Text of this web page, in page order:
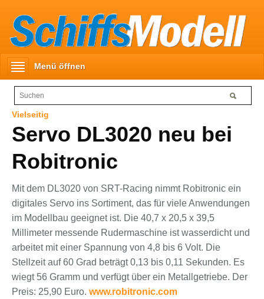
Menü öffnen
Vielseitig
Servo DL3020 neu bei
Robitronic
Mit dem DL3020 von SRT-Racing nimmt Robitronic ein
digitales Servo ins Sortiment, das für viele Anwendungen
im Modellbau geeignet ist. Die 40,7 x 20,5 x 39,5
Millimeter messende Rudermaschine ist wasserdicht und
arbeitet mit einer Spannung von 4,8 bis 6 Volt. Die
Stellzeit auf 60 Grad beträgt 0,13 bis 0,11 Sekunden. Es
wiegt 56 Gramm und verfügt über ein Metallgetriebe. Der
Preis: 25,90 Euro. www.robitronic.com